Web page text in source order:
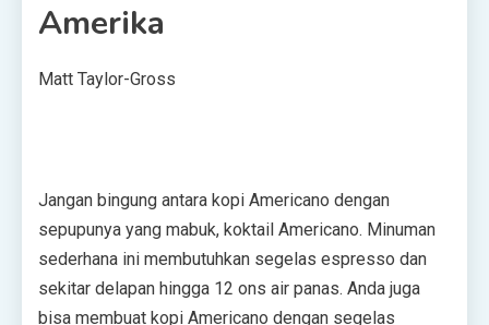
Amerika
Matt Taylor-Gross
Jangan bingung antara kopi Americano dengan
sepupunya yang mabuk, koktail Americano. Minuman
sederhana ini membutuhkan segelas espresso dan
sekitar delapan hingga 12 ons air panas. Anda juga
bisa membuat kopi Americano dengan segelas